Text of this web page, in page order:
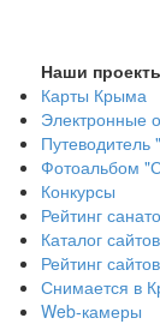
Наши
Карты Крыма
Электронные
Фотоальбом
Конкурсы
Рейтинг
Каталог сайтов
Рейтинг сайтов
Снимается в
Web-камеры